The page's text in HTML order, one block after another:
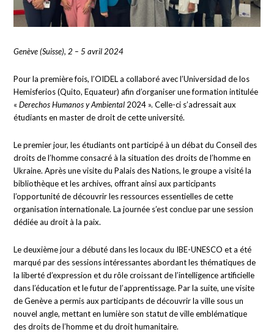
Genève (Suisse), 2 – 5 avril 2024
Pour la première fois, l’OIDEL a collaboré avec l’Universidad de los
Hemisferios (Quito, Equateur) afin d’organiser une formation intitulée
«Derechos Humanos y Ambiental 2024 ». Celle-ci s’adressait aux
étudiants en master de droit de cette université.
Le premier jour, les étudiants ont participé à un débat du Conseil des
droits de l’homme consacré à la situation des droits de l’homme en
Ukraine. Après une visite du Palais des Nations, le groupe a visité la
bibliothèque et les archives, offrant ainsi aux participants
l’opportunité de découvrir les ressources essentielles de cette
organisation internationale. La journée s’est conclue par une session
dédiée au droit à la paix.
Le deuxième jour a débuté dans les locaux du IBE-UNESCO et a été
marqué par des sessions intéressantes abordant les thématiques de
la liberté d’expression et du rôle croissant de l’intelligence artificielle
dans l’éducation et le futur de l’apprentissage. Par la suite, une visite
de Genève a permis aux participants de découvrir la ville sous un
nouvel angle, mettant en lumière son statut de ville emblématique
des droits de l’homme et du droit humanitaire.